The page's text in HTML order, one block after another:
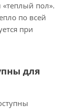
пол».
по всей
при
для